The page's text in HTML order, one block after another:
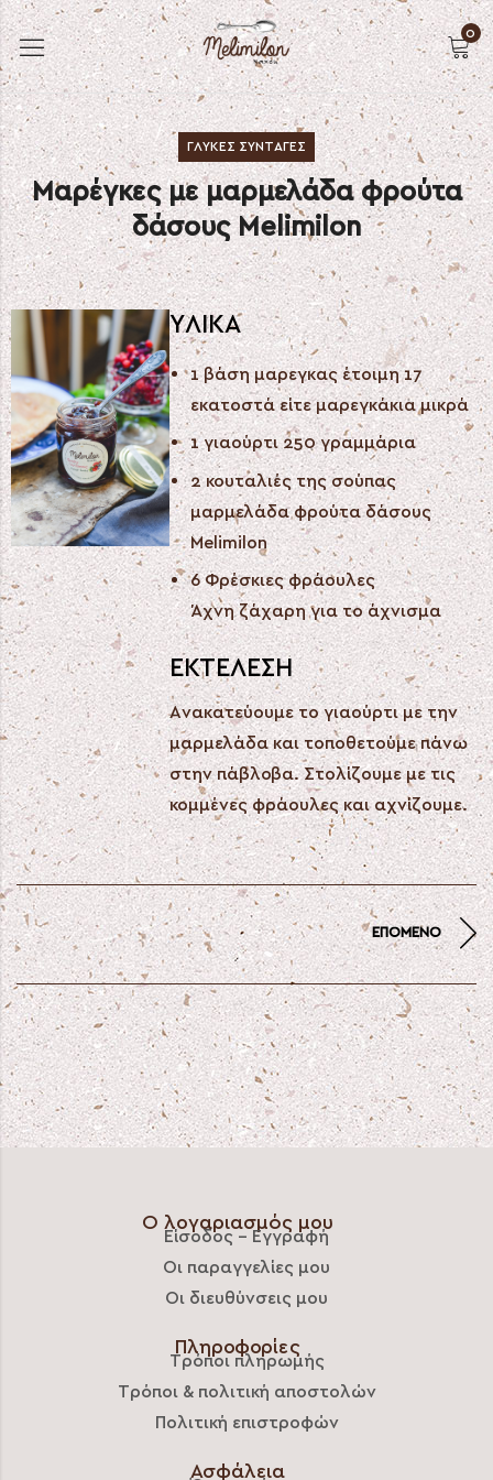
0
ΓΛΥΚΈΣ ΣΥΝΤΑΓΈΣ
Μαρέγκες με μαρμελάδα φρούτα
δάσους Melimilon
ΥΛΙΚΑ
1 βάση μαρεγκας έτοιμη 17
εκατοστά είτε μαρεγκάκια μικρά
1 γιαούρτι 250 γραμμάρια
2 κουταλιές της σούπας
μαρμελάδα φρούτα δάσους
Melimilon
6 Φρέσκιες φράουλες
Άχνη ζάχαρη για το άχνισμα
ΕΚΤΕΛΕΣΗ
Ανακατεύουμε το γιαούρτι με την
μαρμελάδα και τοποθετούμε πάνω
στην πάβλοβα. Στολίζουμε με τις
κομμένες φράουλες και αχνίζουμε.
ΕΠΌΜΕΝΟ
Ο λογαριασμός μου
Είσοδος – Εγγραφή
Οι παραγγελίες μου
Οι διευθύνσεις μου
Πληροφορίες
Τρόποι πληρωμής
Τρόποι & πολιτική αποστολών
Πολιτική επιστροφών
Ασφάλεια